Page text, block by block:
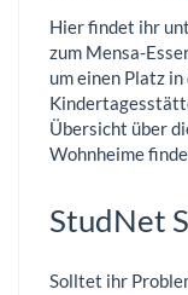
Hier findet ihr
zum Mensa-
um einen Platz in
Übersicht über
Wohnheime
StudNet
Solltet ihr